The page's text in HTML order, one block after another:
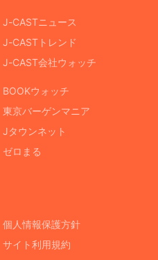
J-CASTニュース
J-CASTトレンド
J-CAST会社ウォッチ
BOOKウォッチ
東京バーゲンマニア
Jタウンネット
ゼロまる
個人情報保護方針
サイト利用規約